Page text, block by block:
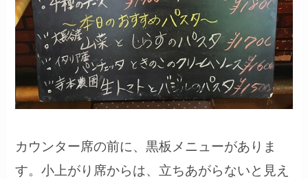
カウンター席の前に、黒板メニューがありま
す。小上がり席からは、立ちあがらないと見え